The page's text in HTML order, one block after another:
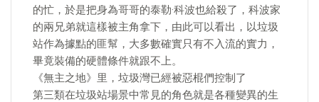
的忙，於是把身為哥哥的泰勒·科波也給殺了，科波家
的兩兄弟就這樣被主角拿下，由此可以看出，以垃圾
站作為據點的匪幫，大多數確實只有不入流的實力，
畢竟裝備的硬體條件就跟不上。
《無主之地》里，垃圾灣已經被惡棍們控制了
第三類在垃圾站場景中常見的角色就是各種變異的生